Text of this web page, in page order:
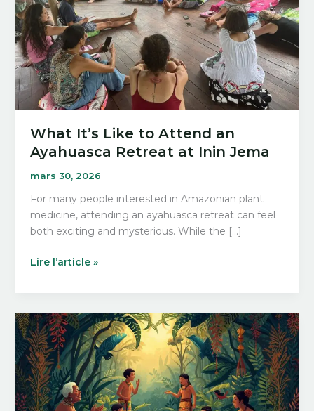
What It’s Like to Attend an
Ayahuasca Retreat at Inin Jema
mars 30, 2026
For many people interested in Amazonian plant
medicine, attending an ayahuasca retreat can feel
both exciting and mysterious. While the […]
What
Like
to
Attend
an
Ayahuasca
Retreat
at
Inin
Lire l’article »